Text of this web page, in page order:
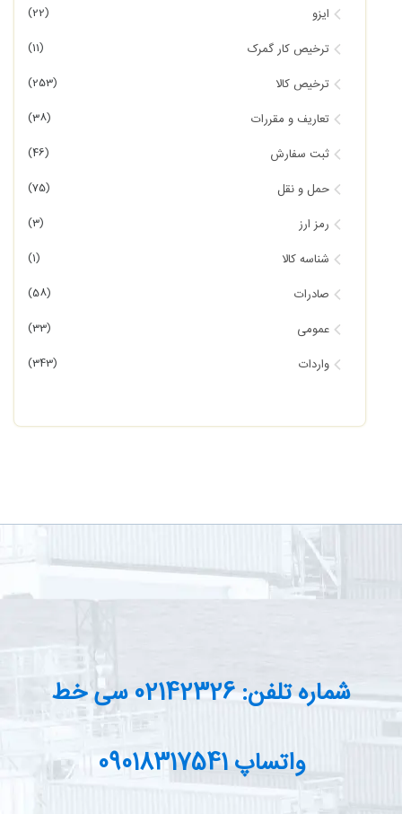
ایزو (22)
ترخیص کار گمرک (11)
ترخیص کالا (253)
تعاریف و مقررات (38)
ثبت سفارش (46)
حمل و نقل (75)
رمز ارز (3)
شناسه کالا (1)
صادرات (58)
عمومی (33)
واردات (343)
شماره تلفن: 02142326 سی خط
واتساپ 09018317541